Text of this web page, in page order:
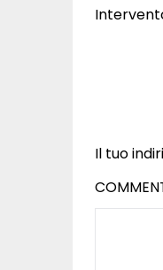
Il tuo